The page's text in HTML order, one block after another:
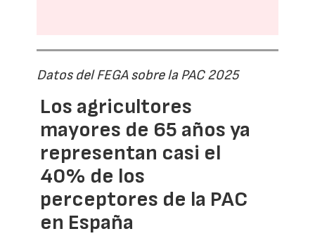
Datos del FEGA sobre la PAC 2025
Los agricultores
mayores de 65 años ya
representan casi el
40% de los
perceptores de la PAC
en España